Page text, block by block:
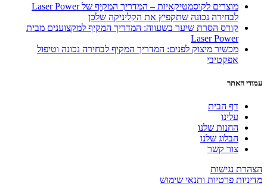
מוצרים לקוסמטיקאיות – המדריך המקיף של Laser Power
לבחירה נכונה שתקפיץ את הקליניקה שלכן
קורס הסרת שיער בשעווה: המדריך המקיף למקצוענים מבית
Laser Power
מכשיר מיצוק לפנים: המדריך המקיף לבחירה נכונה וטיפול
אפקטיבי
עמודי האתר
דף הבית
עלינו
החנות שלנו
הבלוג שלנו
צור קשר
הצהרת נגישות
מדיניות פרטיות ותנאי שימוש